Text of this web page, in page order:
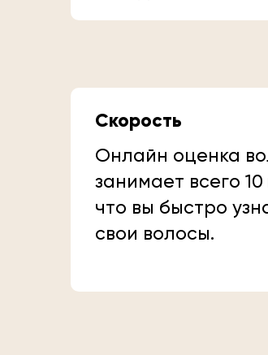
Скорость
Онлайн оценка
занимает всего
что вы быстро
свои волосы.